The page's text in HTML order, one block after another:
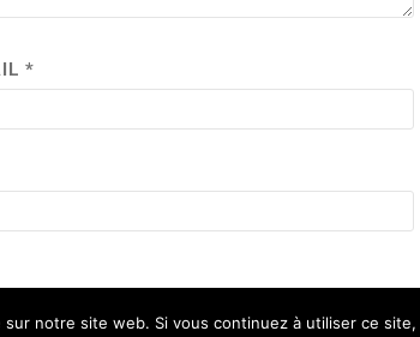
*
notre site web. Si vous continuez à utiliser ce